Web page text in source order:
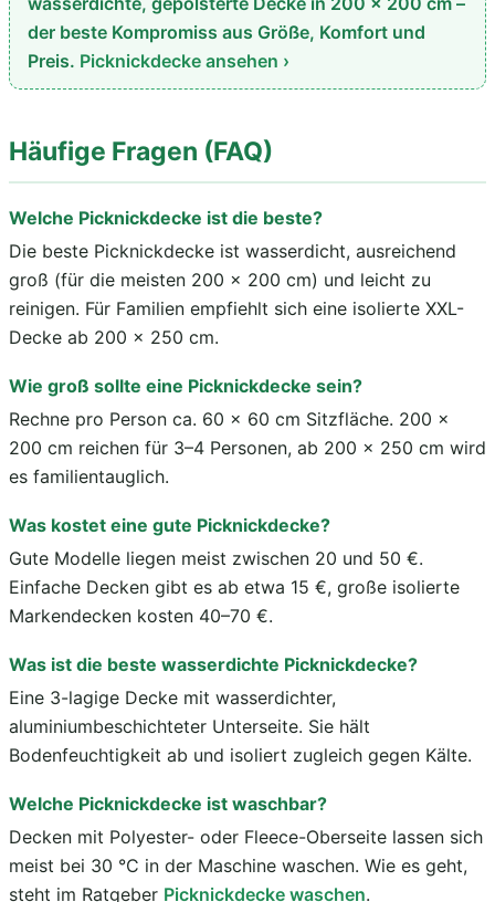
der beste Kompromiss aus Größe, Komfort und
Preis. Picknickdecke ansehen ›
Häufige Fragen (FAQ)
Welche Picknickdecke ist die beste?
Die beste Picknickdecke ist wasserdicht, ausreichend
groß (für die meisten 200 × 200 cm) und leicht zu
reinigen. Für Familien empfiehlt sich eine isolierte XXL-
Decke ab 200 × 250 cm.
Wie groß sollte eine Picknickdecke sein?
Rechne pro Person ca. 60 × 60 cm Sitzfläche. 200 ×
200 cm reichen für 3–4 Personen, ab 200 × 250 cm wird
es familientauglich.
Was kostet eine gute Picknickdecke?
Gute Modelle liegen meist zwischen 20 und 50 €.
Einfache Decken gibt es ab etwa 15 €, große isolierte
Markendecken kosten 40–70 €.
Was ist die beste wasserdichte Picknickdecke?
Eine 3-lagige Decke mit wasserdichter,
aluminiumbeschichteter Unterseite. Sie hält
Bodenfeuchtigkeit ab und isoliert zugleich gegen Kälte.
Welche Picknickdecke ist waschbar?
Decken mit Polyester- oder Fleece-Oberseite lassen sich
meist bei 30 °C in der Maschine waschen. Wie es geht,
steht im Ratgeber Picknickdecke waschen.